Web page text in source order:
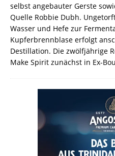
selbst angebauter Gerste
Quelle Robbie Dubh.
Wasser und Hefe zur
Kupferbrennblase erfolgt
Destillation. Die zwölfjährige
Make Spirit zunächst in Ex-